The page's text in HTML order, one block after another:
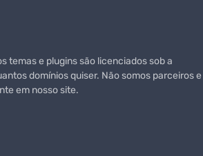
temas e plugins são licenciados sob a
domínios quiser. Não somos parceiros e
em nosso site.